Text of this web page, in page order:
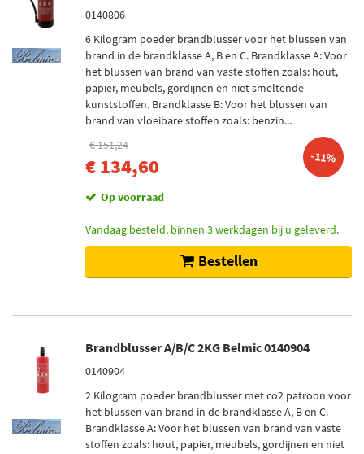
0140806
6 Kilogram poeder brandblusser voor het blussen van
brand in de brandklasse A, B en C. Brandklasse A: Voor
het blussen van brand van vaste stoffen zoals: hout,
papier, meubels, gordijnen en niet smeltende
kunststoffen. Brandklasse B: Voor het blussen van
brand van vloeibare stoffen zoals: benzin...
€ 151,24
€ 134,60 -11%
Op voorraad
Vandaag besteld, binnen 3 werkdagen bij u geleverd.
Bestellen
Brandblusser A/B/C 2KG Belmic 0140904
0140904
2 Kilogram poeder brandblusser met co2 patroon voor
het blussen van brand in de brandklasse A, B en C.
Brandklasse A: Voor het blussen van brand van vaste
stoffen zoals: hout, papier, meubels, gordijnen en niet